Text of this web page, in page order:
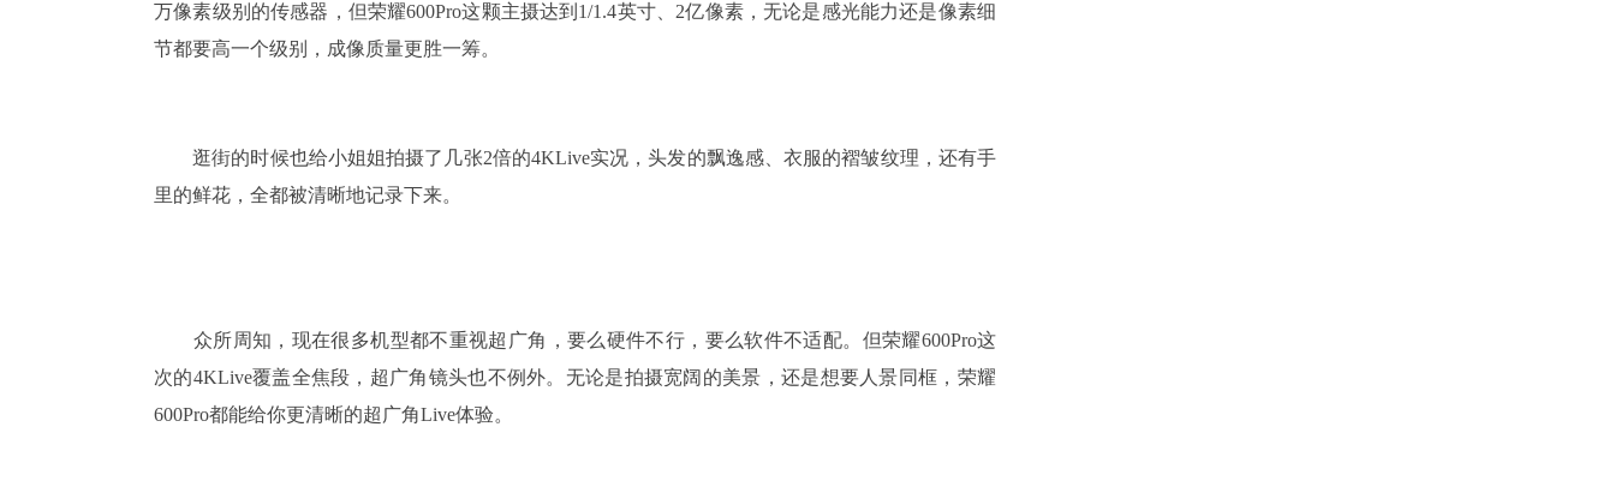
万像素级别的传感器，但荣耀600Pro这颗主摄达到1/1.4英寸、2亿像素，无论是感光能力还是像素细
节都要高一个级别，成像质量更胜一筹。
逛街的时候也给小姐姐拍摄了几张2倍的4KLive实况，头发的飘逸感、衣服的褶皱纹理，还有手
里的鲜花，全都被清晰地记录下来。
众所周知，现在很多机型都不重视超广角，要么硬件不行，要么软件不适配。但荣耀600Pro这
次的4KLive覆盖全焦段，超广角镜头也不例外。无论是拍摄宽阔的美景，还是想要人景同框，荣耀
600Pro都能给你更清晰的超广角Live体验。